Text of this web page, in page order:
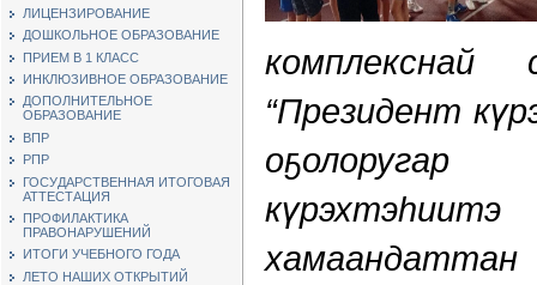
ЛИЦЕНЗИРОВАНИЕ
ДОШКОЛЬНОЕ ОБРАЗОВАНИЕ
ПРИЕМ В 1 КЛАСС
ИНКЛЮЗИВНОЕ ОБРАЗОВАНИЕ
ДОПОЛНИТЕЛЬНОЕ
ОБРАЗОВАНИЕ
ВПР
РПР
ГОСУДАРСТВЕННАЯ ИТОГОВАЯ
АТТЕСТАЦИЯ
ПРОФИЛАКТИКА
ПРАВОНАРУШЕНИЙ
ИТОГИ УЧЕБНОГО ГОДА
ЛЕТО НАШИХ ОТКРЫТИЙ
комплекснай
“Президент
оҕолоругар